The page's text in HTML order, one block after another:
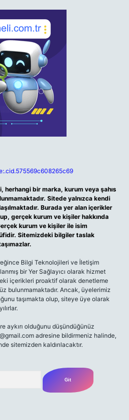
herhangi bir marka, kurum veya şahıs
Sitede yalnızca kendi
Burada yer alan içerikler
gerçek kurum ve kişiler hakkında
kurum ve kişiler ile isim
Sitemizdeki bilgiler taslak
Bilgi Teknolojileri ve İletişim
bir Yer Sağlayıcı olarak hizmet
içerikleri proaktif olarak denetleme
bulunmamaktadır. Ancak, üyelerimiz
taşımakta olup, siteye üye olarak
aykırı olduğunu düşündüğünüz
adresine bildirmeniz halinde,
sitemizden kaldırılacaktır.